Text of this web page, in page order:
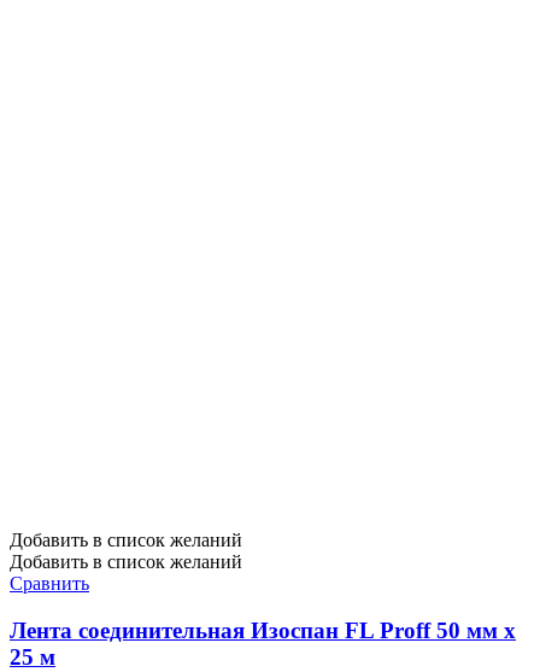
Добавить в список желаний
Добавить в список желаний
Сравнить
Лента соединительная Изоспан FL Proff 50 мм х
25 м